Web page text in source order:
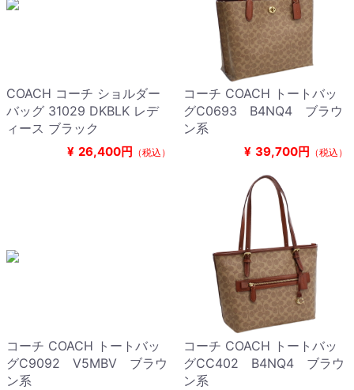
COACH コーチ ショルダー
バッグ 31029 DKBLK レデ
ィース ブラック
¥ 26,400円 （税込）
コーチ COACH トートバッ
グC0693 B4NQ4 ブラウ
ン系
¥ 39,700円 （税込）
コーチ COACH トートバッ
グC9092 V5MBV ブラウ
ン系
コーチ COACH トートバッ
グCC402 B4NQ4 ブラウ
ン系